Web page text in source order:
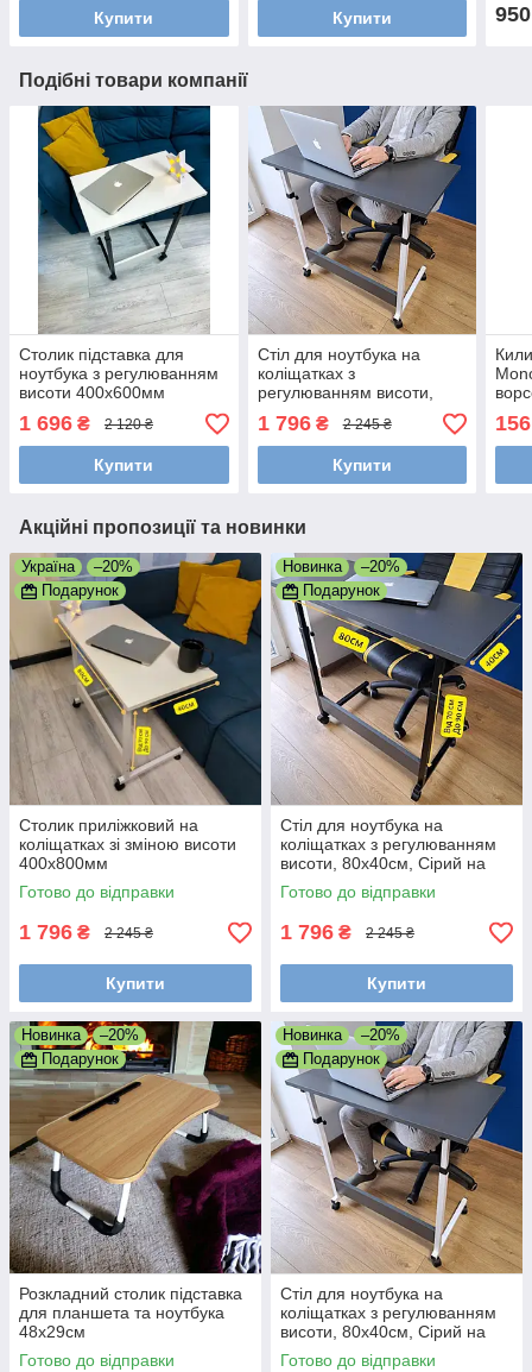
Купити Купити 950
Подібні товари компанії
Столик підставка для
ноутбука з регулюванням
висоти 400х600мм
1 696 ₴ 2 120 ₴
Купити
Стіл для ноутбука на
коліщатках з
регулюванням висоти,
80х40см, Сірий на білому
каркасі
1 796₴ 2 245 ₴
Купити
156
Акційні пропозиції та новинки
Україна
–20%
Подарунок
Столик приліжковий на
коліщатках зі зміною висоти
400х800мм
Готово до відправки
1 796 ₴ 2 245 ₴
Купити
Новинка
–20%
Подарунок
Стіл для ноутбука на
коліщатках з регулюванням
висоти, 80х40см, Сірий на
чорному каркасі
Готово до відправки
1 796 ₴ 2 245 ₴
Купити
Новинка
–20%
Подарунок
Розкладний столик підставка
для планшета та ноутбука
48х29см
Готово до відправки
Новинка
–20%
Подарунок
Стіл для ноутбука на
коліщатках з регулюванням
висоти, 80х40см, Сірий на
білому каркасі
Готово до відправки